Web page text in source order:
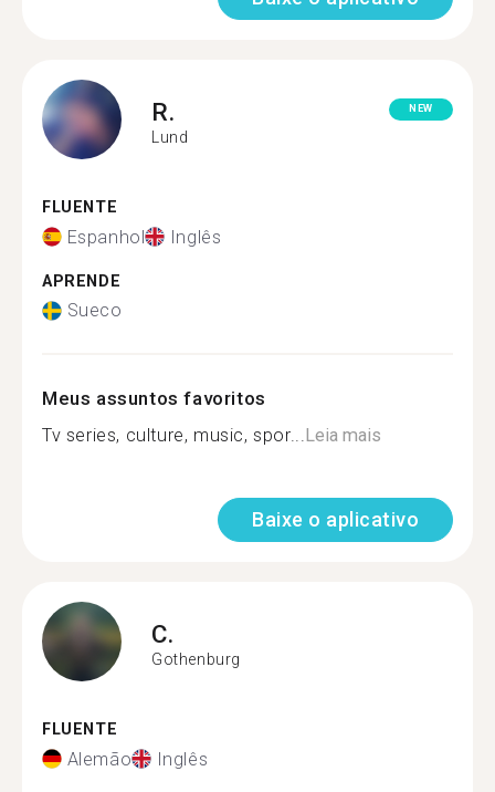
R.
Lund
NEW
FLUENTE
Espanhol Inglês
APRENDE
Sueco
Meus assuntos favoritos
Tv series, culture, music, spor...Leia mais
Baixe o aplicativo
C.
Gothenburg
FLUENTE
Alemão Inglês